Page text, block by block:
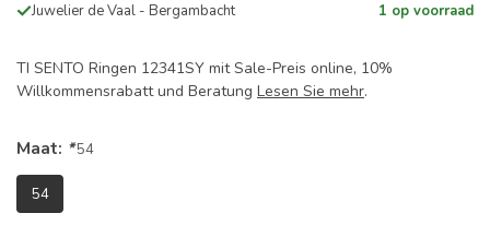
Juwelier de Vaal - Bergambacht 1 op voorraad
TI SENTO Ringen 12341SY mit Sale-Preis online, 10%
Willkommensrabatt und Beratung Lesen Sie mehr.
Maat: *54
54